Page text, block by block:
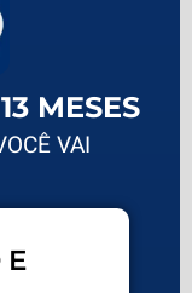
MESES
VAI
E